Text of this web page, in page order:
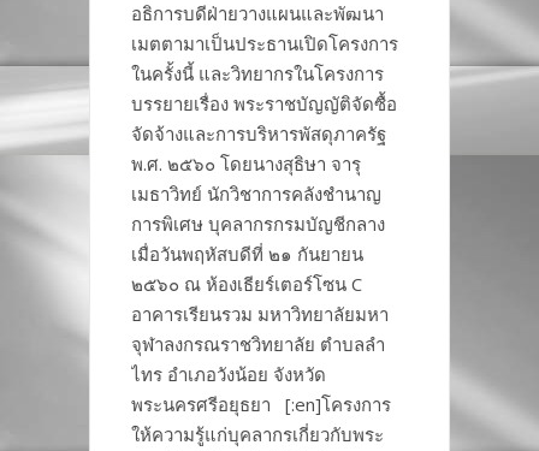
อธิการบดีฝ่ายวางแผนและพัฒนา
เมตตามาเป็นประธานเปิดโครงการ
ในครั้งนี้ และวิทยากรในโครงการ
บรรยายเรื่อง พระราชบัญญัติจัดซื้อ
จัดจ้างและการบริหารพัสดุภาครัฐ
พ.ศ. ๒๕๖๐ โดยนางสุธิษา จารุ
เมธาวิทย์ นักวิชาการคลังชำนาญ
การพิเศษ บุคลากรกรมบัญชีกลาง
เมื่อวันพฤหัสบดีที่ ๒๑ กันยายน
๒๕๖๐ ณ ห้องเธียร์เตอร์โซน C
อาคารเรียนรวม มหาวิทยาลัยมหา
จุฬาลงกรณราชวิทยาลัย ตำบลลำ
ไทร อำเภอวังน้อย จังหวัด
พระนครศรีอยุธยา [:en]โครงการ
ให้ความรู้แก่บุคลากรเกี่ยวกับพระ